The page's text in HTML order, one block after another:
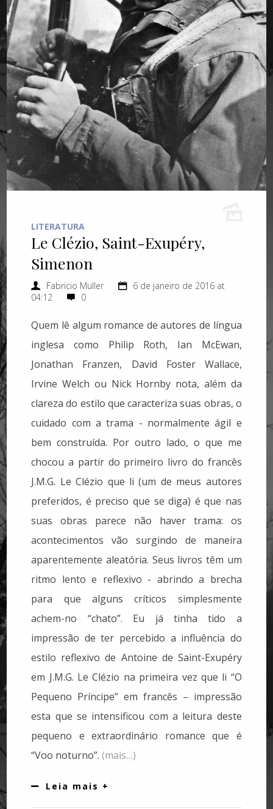
LITERATURA
Le Clézio, Saint-Exupéry,
Simenon
Fabricio Muller
6 de janeiro de 2016 at
04:12
0
Quem lê algum romance de autores de língua
inglesa como Philip Roth, Ian McEwan,
Jonathan Franzen, David Foster Wallace,
Irvine Welch ou Nick Hornby nota, além da
clareza do estilo que caracteriza suas obras, o
cuidado com a trama - normalmente ágil e
bem construída. Por outro lado, o que me
chocou a partir do primeiro livro do francês
J.M.G. Le Clézio que li (um de meus autores
preferidos, é preciso que se diga) é que nas
suas obras parece não haver trama: os
acontecimentos vão surgindo de maneira
aparentemente aleatória. Seus livros têm um
ritmo lento e reflexivo - abrindo a brecha
para que alguns críticos simplesmente
achem-no “chato”. Eu já tinha tido a
impressão de ter percebido a influência do
estilo reflexivo de Antoine de Saint-Exupéry
em J.M.G. Le Clézio na primeira vez que li “O
Pequeno Príncipe” em francês – impressão
esta que se intensificou com a leitura deste
pequeno e extraordinário romance que é
“Voo noturno”.(mais…)
Leia mais +